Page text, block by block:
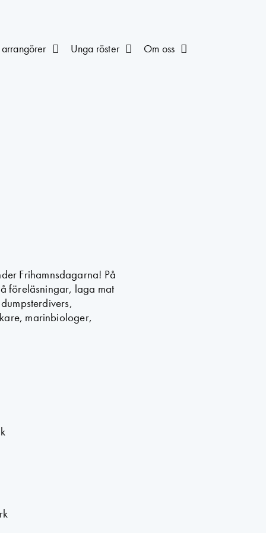
arrangörer Unga röster Om oss
Frihamnsdagarna! På
föreläsningar, laga mat
marinbiologer,